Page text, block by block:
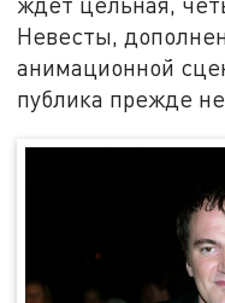
Невесты,
анимационной
публика прежде